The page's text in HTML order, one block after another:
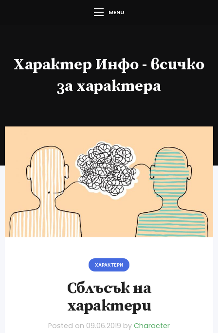
MENU
Характер Инфо - всичко
за характера
ХАРАКТЕРИ
Сблъсък на
характери
Posted on 09.06.2019 by Character